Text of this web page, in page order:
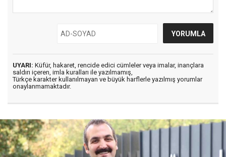
UYARI: Küfür, hakaret, rencide edici cümleler veya imalar, inançlara
saldırı içeren, imla kuralları ile yazılmamış,
Türkçe karakter kullanılmayan ve büyük harflerle yazılmış yorumlar
onaylanmamaktadır.